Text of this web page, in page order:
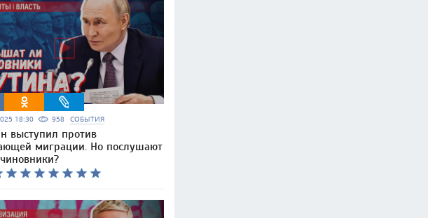
18:30 958 СОБЫТИЯ
выступил против
миграции. Но послушают